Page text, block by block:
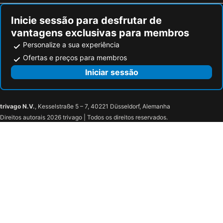
Inicie sessão para desfrutar de
vantagens exclusivas para membros
Personalize a sua experiência
Ofertas e preços para membros
Iniciar sessão
trivago N.V., Kesselstraße 5 – 7, 40221 Düsseldorf, Alemanha
Direitos autorais 2026 trivago | Todos os direitos reservados.